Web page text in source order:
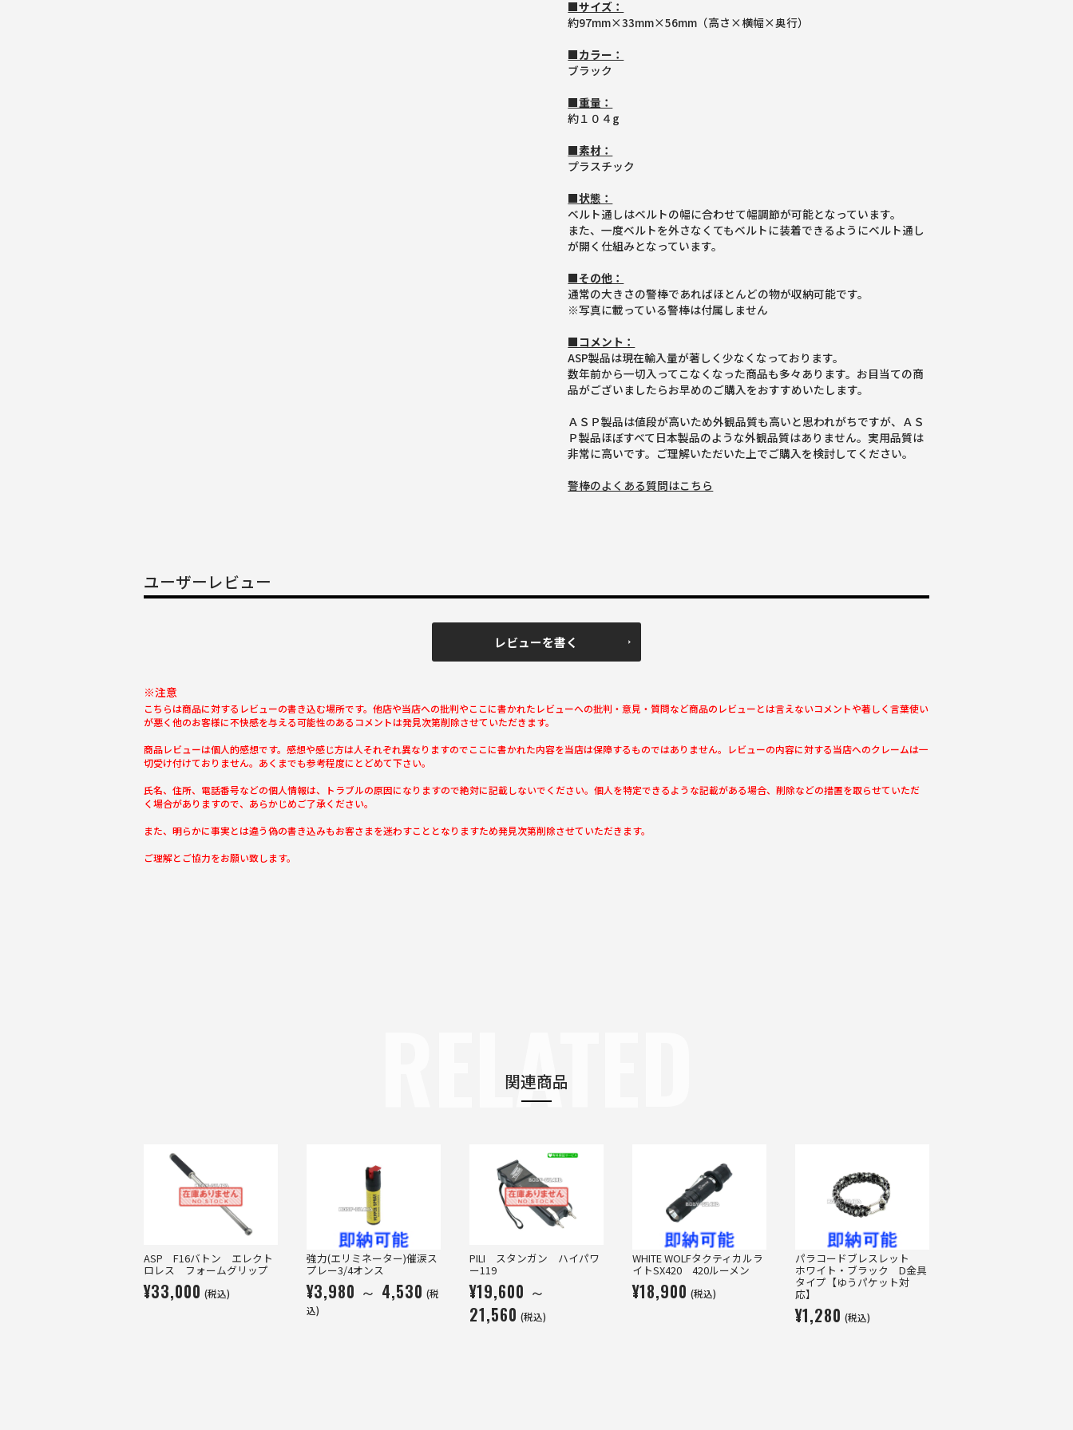
■サイズ：
約97mm×33mm×56mm（高さ×横幅×奥行）
■カラー：
ブラック
■重量：
約１０４g
■素材：
プラスチック
■状態：
ベルト通しはベルトの幅に合わせて幅調節が可能となっています。
また、一度ベルトを外さなくてもベルトに装着できるようにベルト通し
が開く仕組みとなっています。
■その他：
通常の大きさの警棒であればほとんどの物が収納可能です。
※写真に載っている警棒は付属しません
■コメント：
ASP製品は現在輸入量が著しく少なくなっております。
数年前から一切入ってこなくなった商品も多々あります。お目当ての商
品がございましたらお早めのご購入をおすすめいたします。
ＡＳＰ製品は値段が高いため外観品質も高いと思われがちですが、ＡＳ
Ｐ製品ほぼすべて日本製品のような外観品質はありません。実用品質は
非常に高いです。ご理解いただいた上でご購入を検討してください。
警棒のよくある質問はこちら
ユーザーレビュー
レビューを書く
※注意
こちらは商品に対するレビューの書き込む場所です。他店や当店への批判やここに書かれたレビューへの批判・意見・質問など商品のレビューとは言えないコメントや著しく言葉使い
が悪く他のお客様に不快感を与える可能性のあるコメントは発見次第削除させていただきます。
商品レビューは個人的感想です。感想や感じ方は人それぞれ異なりますのでここに書かれた内容を当店は保障するものではありません。レビューの内容に対する当店へのクレームは一
切受け付けておりません。あくまでも参考程度にとどめて下さい。
氏名、住所、電話番号などの個人情報は、トラブルの原因になりますので絶対に記載しないでください。個人を特定できるような記載がある場合、削除などの措置を取らせていただ
く場合がありますので、あらかじめご了承ください。
また、明らかに事実とは違う偽の書き込みもお客さまを迷わすこととなりますため発見次第削除させていただきます。
ご理解とご協力をお願い致します。
関連商品
RELATED
ASP F16バトン エレクト
ロレス フォームグリップ
¥33,000 (税込)
強力(エリミネーター)催涙ス
プレー3/4オンス
¥3,980 ～ 4,530 (税
込)
PILI スタンガン ハイパワ
ー119
¥19,600 ～
21,560 (税込)
WHITE WOLFタクティカルラ
イトSX420 420ルーメン
¥18,900 (税込)
パラコードブレスレット
ホワイト・ブラック D金具
タイプ【ゆうパケット対
応】
¥1,280 (税込)